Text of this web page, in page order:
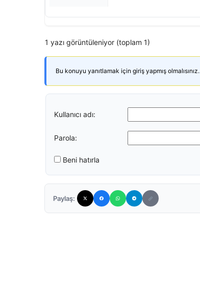
1 yazı görüntüleniyor (toplam 1)
Bu konuyu yanıtlamak için giriş yapmış olmalısınız.
Kullanıcı adı:
Parola:
Beni hatırla
Paylaş: